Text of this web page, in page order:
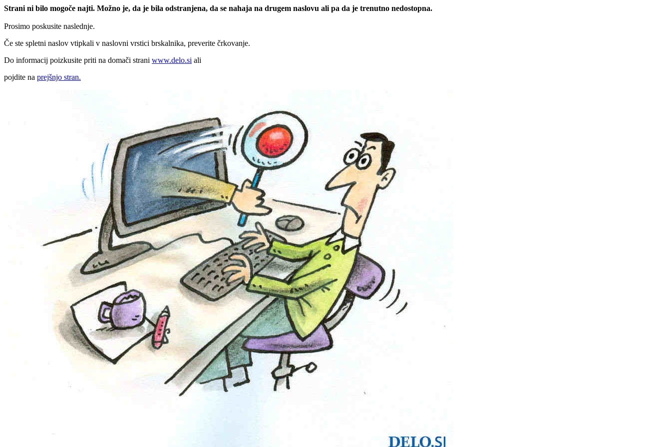
Strani ni bilo mogoče najti. Možno je, da je bila odstranjena, da se nahaja na drugem naslovu ali pa da je trenutno nedostopna.
Prosimo poskusite naslednje.
Če ste spletni naslov vtipkali v naslovni vrstici brskalnika, preverite črkovanje.
Do informacij poizkusite priti na domači strani www.delo.si ali
pojdite na prejšnjo stran.